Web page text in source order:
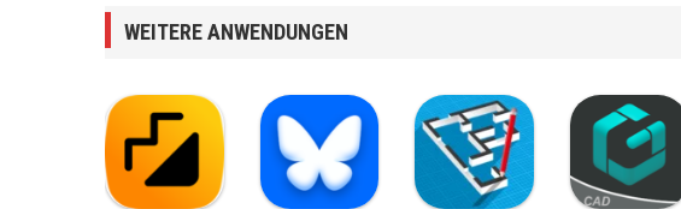
WEITERE ANWENDUNGEN